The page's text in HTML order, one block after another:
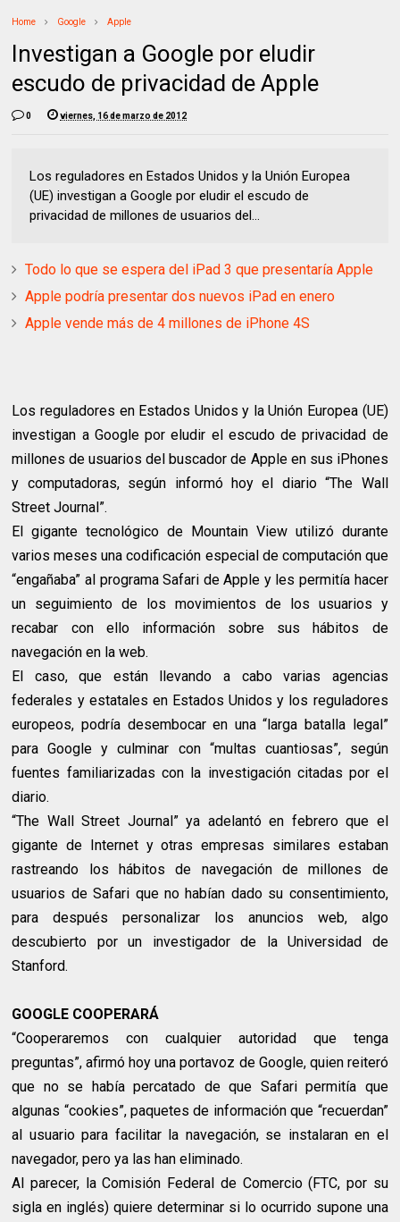
Home Google Apple
Investigan a Google por eludir
escudo de privacidad de Apple
0 viernes, 16 de marzo de 2012
Los reguladores en Estados Unidos y la Unión Europea
(UE) investigan a Google por eludir el escudo de
privacidad de millones de usuarios del...
Todo lo que se espera del iPad 3 que presentaría Apple
Apple podría presentar dos nuevos iPad en enero
Apple vende más de 4 millones de iPhone 4S
Los reguladores en Estados Unidos y la Unión Europea (UE)
investigan a Google por eludir el escudo de privacidad de
millones de usuarios del buscador de Apple en sus iPhones
y computadoras, según informó hoy el diario “The Wall
Street Journal”.
El gigante tecnológico de Mountain View utilizó durante
varios meses una codificación especial de computación que
“engañaba” al programa Safari de Apple y les permitía hacer
un seguimiento de los movimientos de los usuarios y
recabar con ello información sobre sus hábitos de
navegación en la web.
El caso, que están llevando a cabo varias agencias
federales y estatales en Estados Unidos y los reguladores
europeos, podría desembocar en una “larga batalla legal”
para Google y culminar con “multas cuantiosas”, según
fuentes familiarizadas con la investigación citadas por el
diario.
“The Wall Street Journal” ya adelantó en febrero que el
gigante de Internet y otras empresas similares estaban
rastreando los hábitos de navegación de millones de
usuarios de Safari que no habían dado su consentimiento,
para después personalizar los anuncios web, algo
descubierto por un investigador de la Universidad de
Stanford.
GOOGLE COOPERARÁ
“Cooperaremos con cualquier autoridad que tenga
preguntas”, afirmó hoy una portavoz de Google, quien reiteró
que no se había percatado de que Safari permitía que
algunas “cookies”, paquetes de información que “recuerdan”
al usuario para facilitar la navegación, se instalaran en el
navegador, pero ya las han eliminado.
Al parecer, la Comisión Federal de Comercio (FTC, por su
sigla en inglés) quiere determinar si lo ocurrido supone una